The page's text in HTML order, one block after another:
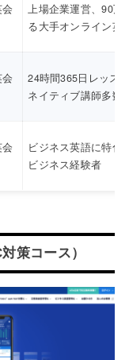
上場企業運営、90万
る大手オンライン英
24時間365日レッス
ネイティブ講師多数
ビジネス英語に特化
ビジネス経験者
策コース）